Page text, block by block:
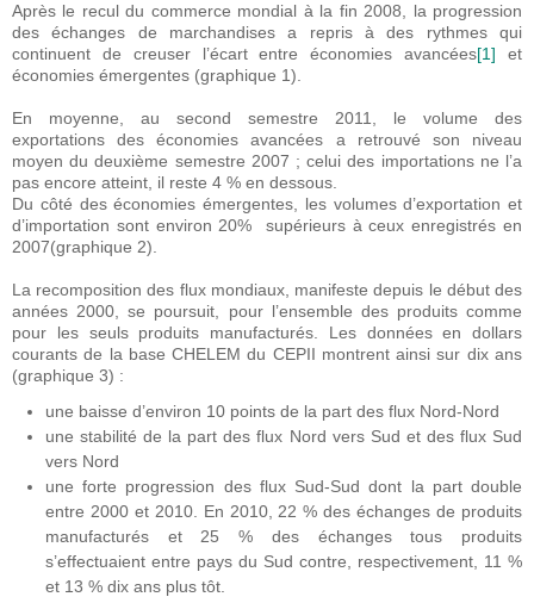
Après le recul du commerce mondial à la fin 2008, la progression
des échanges de marchandises a repris à des rythmes qui
continuent de creuser l’écart entre économies avancées[1] et
économies émergentes (graphique 1).
En moyenne, au second semestre 2011, le volume des
exportations des économies avancées a retrouvé son niveau
moyen du deuxième semestre 2007 ; celui des importations ne l’a
pas encore atteint, il reste 4 % en dessous.
Du côté des économies émergentes, les volumes d’exportation et
d’importation sont environ 20% supérieurs à ceux enregistrés en
2007(graphique 2).
La recomposition des flux mondiaux, manifeste depuis le début des
années 2000, se poursuit, pour l’ensemble des produits comme
pour les seuls produits manufacturés. Les données en dollars
courants de la base CHELEM du CEPII montrent ainsi sur dix ans
(graphique 3) :
une baisse d’environ 10 points de la part des flux Nord-Nord
une stabilité de la part des flux Nord vers Sud et des flux Sud
vers Nord
une forte progression des flux Sud-Sud dont la part double
entre 2000 et 2010. En 2010, 22 % des échanges de produits
manufacturés et 25 % des échanges tous produits
s’effectuaient entre pays du Sud contre, respectivement, 11 %
et 13 % dix ans plus tôt.